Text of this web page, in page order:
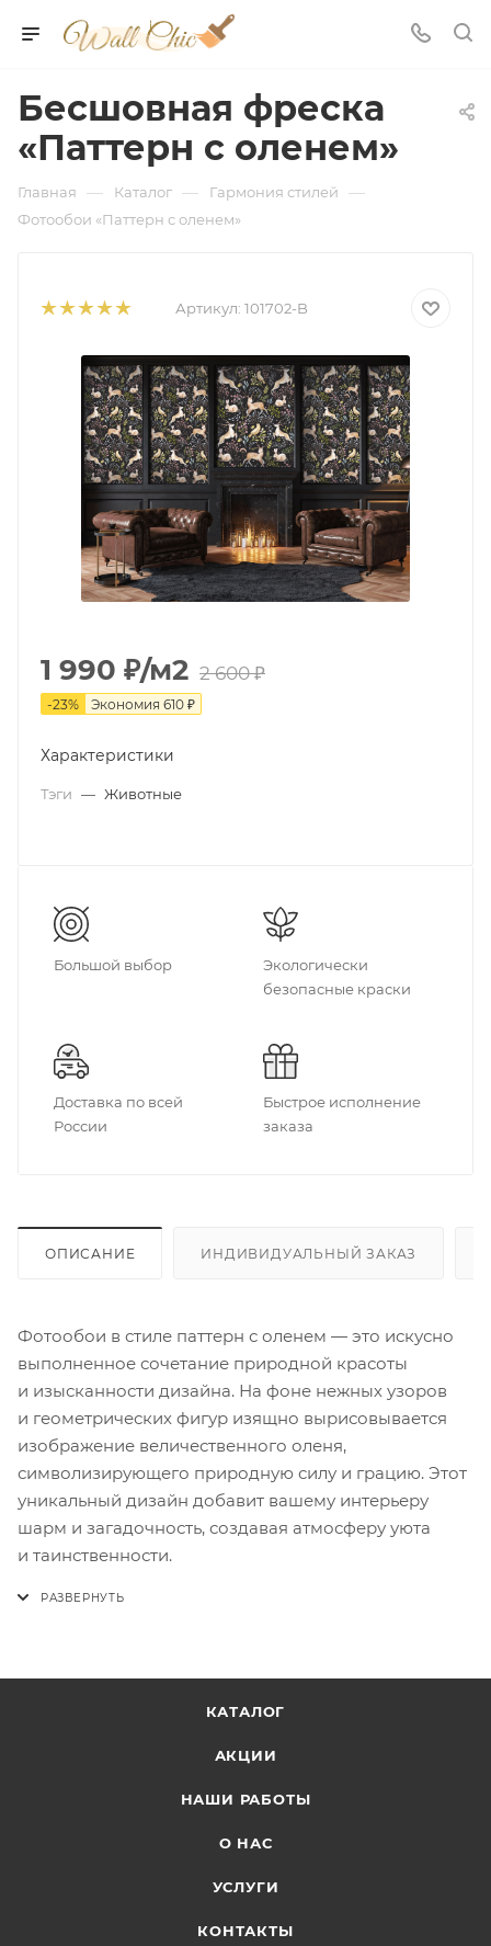
Бесшовная фреска
«Паттерн с оленем»
Главная — Каталог — Гармония стилей —
Фотообои «Паттерн с оленем»
Артикул: 101702-B
1 990 ₽/м2 2 600₽
-23% Экономия 610 ₽
Характеристики
Тэги — Животные
Большой выбор
Экологически
безопасные краски
Доставка по всей
России
Быстрое исполнение
заказа
ОПИСАНИЕ ИНДИВИДУАЛЬНЫЙ ЗАКАЗ
Фотообои в стиле паттерн с оленем — это искусно
выполненное сочетание природной красоты
и изысканности дизайна. На фоне нежных узоров
и геометрических фигур изящно вырисовывается
изображение величественного оленя,
символизирующего природную силу и грацию. Этот
уникальный дизайн добавит вашему интерьеру
шарм и загадочность, создавая атмосферу уюта
и таинственности.
КАТАЛОГ
АКЦИИ
НАШИ РАБОТЫ
О НАС
УСЛУГИ
КОНТАКТЫ